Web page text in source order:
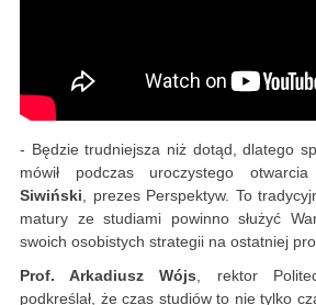
- Będzie trudniejsza niż dotąd, dlatego
mówił podczas uroczystego
Siwiński, prezes Perspektyw. To
matury ze studiami powinno służyć
swoich osobistych strategii na ostatniej
Prof. Arkadiusz Wójs, rektor
podkreślał, że czas studiów to nie tylko